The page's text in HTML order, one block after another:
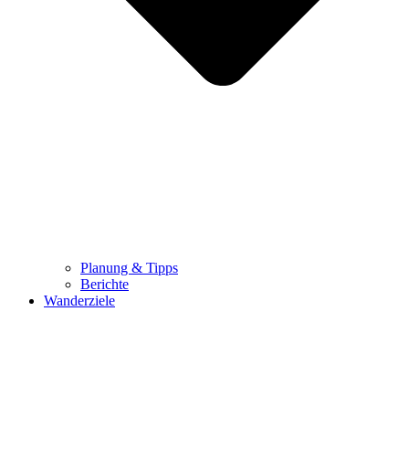
Planung & Tipps
Berichte
Wanderziele